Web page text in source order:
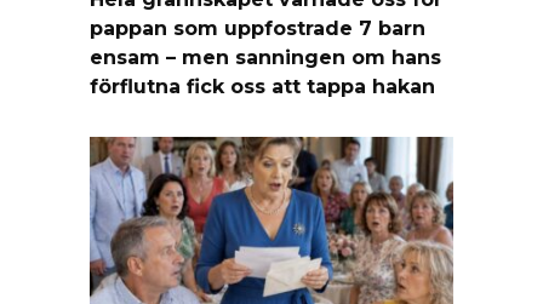
pappan som uppfostrade 7 barn
ensam – men sanningen om hans
förflutna fick oss att tappa hakan